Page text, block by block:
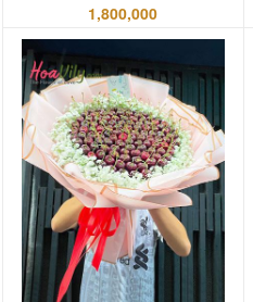
1,800,000